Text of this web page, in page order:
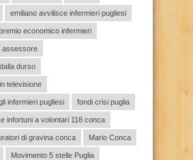
emiliano avvilisce infermieri pugliesi
economico infermieri
assessore
durso
televisione
infermieri pugliesi fondi crisi puglia
infortuni a volontari 118 conca
di gravina conca Mario Conca
Movimento 5 stelle Puglia